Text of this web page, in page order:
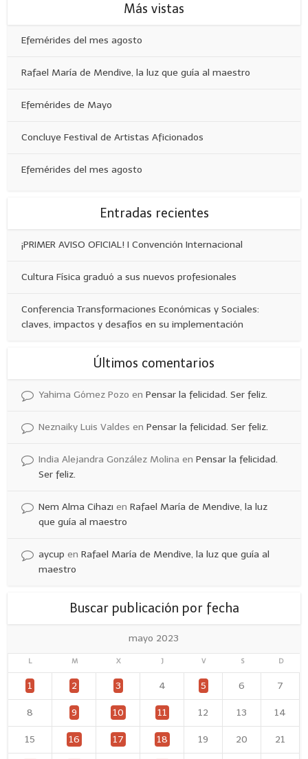
Más vistas
Efemérides del mes agosto
Rafael María de Mendive, la luz que guía al maestro
Efemérides de Mayo
Concluye Festival de Artistas Aficionados
Efemérides del mes agosto
Entradas recientes
¡PRIMER AVISO OFICIAL! I Convención Internacional
Cultura Física graduó a sus nuevos profesionales
Conferencia Transformaciones Económicas y Sociales:
claves, impactos y desafíos en su implementación
Últimos comentarios
Yahima Gómez Pozo enPensar la felicidad. Ser feliz.
Neznaiky Luis Valdes enPensar la felicidad. Ser feliz.
India Alejandra González Molina enPensar la felicidad.
Ser feliz.
Nem Alma Cihazı enRafael María de Mendive, la luz
que guía al maestro
aycup enRafael María de Mendive, la luz que guía al
maestro
Buscar publicación por fecha
mayo 2023
L M X J V S D
1 2 3 4 5 6 7
8 9 10 11 12 13 14
15 16 17 18 19 20 21